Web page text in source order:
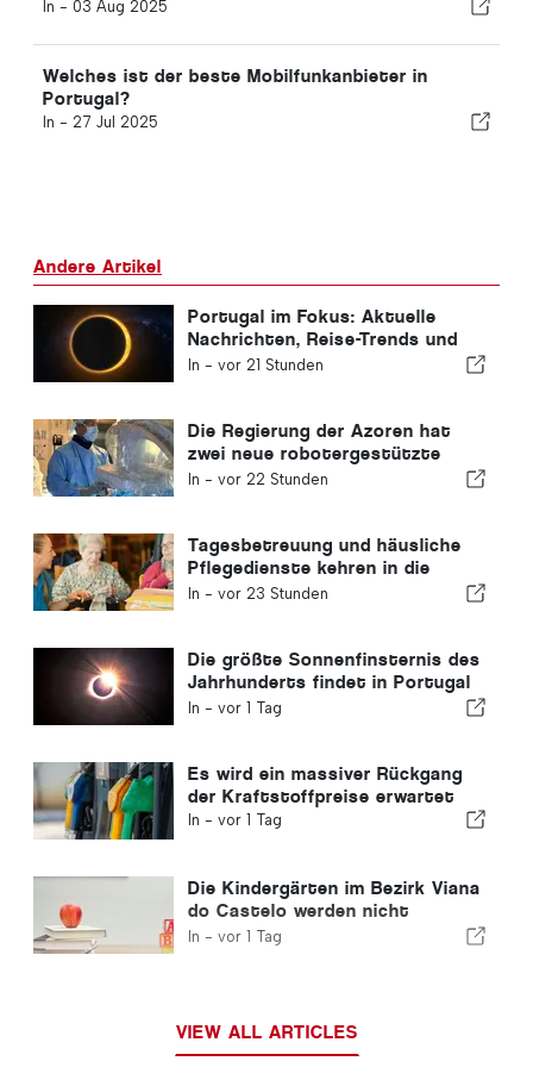
In - 03 Aug 2025
Welches ist der beste Mobilfunkanbieter in
Portugal?
In - 27 Jul 2025
Andere Artikel
Portugal im Fokus: Aktuelle
Nachrichten, Reise-Trends und
die wichtigsten Schlagzeilen
In - vor 21 Stunden
Die Regierung der Azoren hat
zwei neue robotergestützte
Operationssysteme angeschafft
In - vor 22 Stunden
Tagesbetreuung und häusliche
Pflegedienste kehren in die
portugiesische Gemeinde zurück
In - vor 23 Stunden
Die größte Sonnenfinsternis des
Jahrhunderts findet in Portugal
statt
In - vor 1 Tag
Es wird ein massiver Rückgang
der Kraftstoffpreise erwartet
In - vor 1 Tag
Die Kindergärten im Bezirk Viana
do Castelo werden nicht
geschlossen
In - vor 1 Tag
VIEW ALL ARTICLES